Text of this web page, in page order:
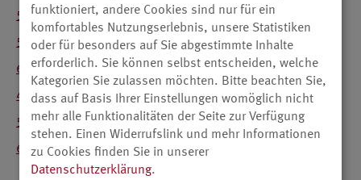
55TX96
55TX99
65TX99
48TY91
55TY91
65TY91
funktioniert, andere Cookies sind nur für ein
komfortables Nutzungserlebnis, unsere Statistiken
oder für besonders auf Sie abgestimmte Inhalte
erforderlich. Sie können selbst entscheiden, welche
Kategorien Sie zulassen möchten. Bitte beachten Sie,
dass auf Basis Ihrer Einstellungen womöglich nicht
mehr alle Funktionalitäten der Seite zur Verfügung
stehen. Einen Widerrufslink und mehr Informationen
zu Cookies finden Sie in unserer
Datenschutzerklärung.